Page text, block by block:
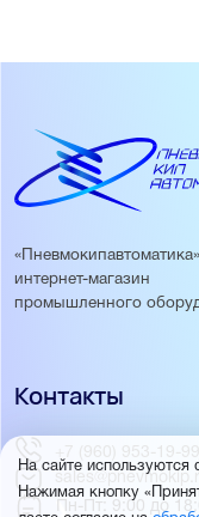
интернет-магазин
промышленного
Контакты
+7 (960) 953-19-99
Пн-Пт: 9:00 до
На сайте
Нажимая кнопку